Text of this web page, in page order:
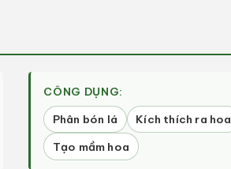
CÔNG DỤNG:
Phân bón lá
Kích thích ra hoa
Tạo mầm hoa